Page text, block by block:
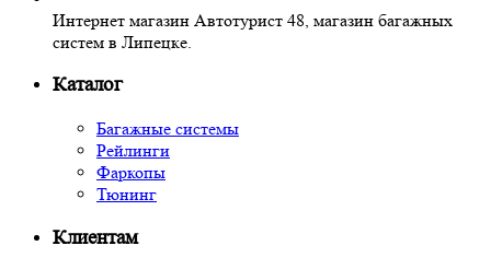
Интернет магазин Автотурист 48, магазин багажных
систем в Липецке.
Каталог
Багажные системы
Рейлинги
Фаркопы
Тюнинг
Клиентам